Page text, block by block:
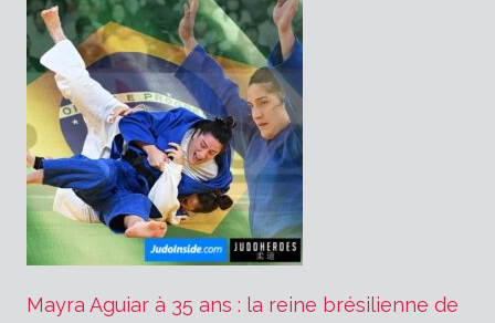
Mayra Aguiar à 35 ans : la reine brésilienne de